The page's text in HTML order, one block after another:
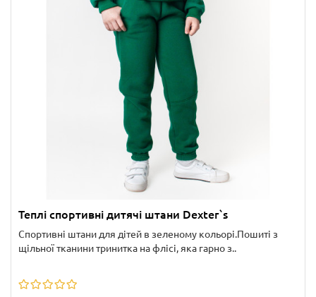
Теплі спортивні дитячі штани Dexter`s
Спортивні штани для дітей в зеленому кольорі.Пошиті з
щільної тканини тринитка на флісі, яка гарно з..